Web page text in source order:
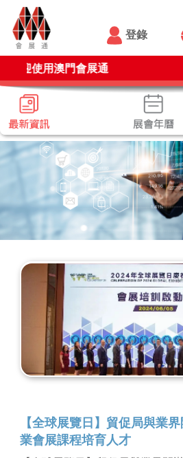
登錄
使用澳門會展通
【全球展覽日】貿促局與業
業會展課程培育人才